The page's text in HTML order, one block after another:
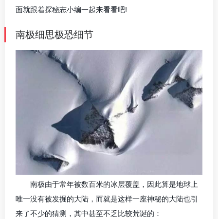
面就跟着探秘志小编一起来看看吧!
南极细思极恐细节
南极由于常年被数百米的冰层覆盖，因此算是地球上
唯一没有被发掘的大陆，而就是这样一座神秘的大陆也引
来了不少的猜测，其中甚至不乏比较荒诞的：